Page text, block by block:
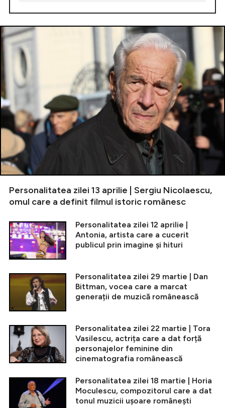
Personalitatea zilei 13 aprilie | Sergiu Nicolaescu,
omul care a definit filmul istoric românesc
Personalitatea zilei 12 aprilie |
Antonia, artista care a cucerit
publicul prin imagine și hituri
Personalitatea zilei 29 martie | Dan
Bittman, vocea care a marcat
generații de muzică românească
Personalitatea zilei 22 martie | Tora
Vasilescu, actrița care a dat forță
personajelor feminine din
cinematografia românească
Personalitatea zilei 18 martie | Horia
Moculescu, compozitorul care a dat
tonul muzicii ușoare românești